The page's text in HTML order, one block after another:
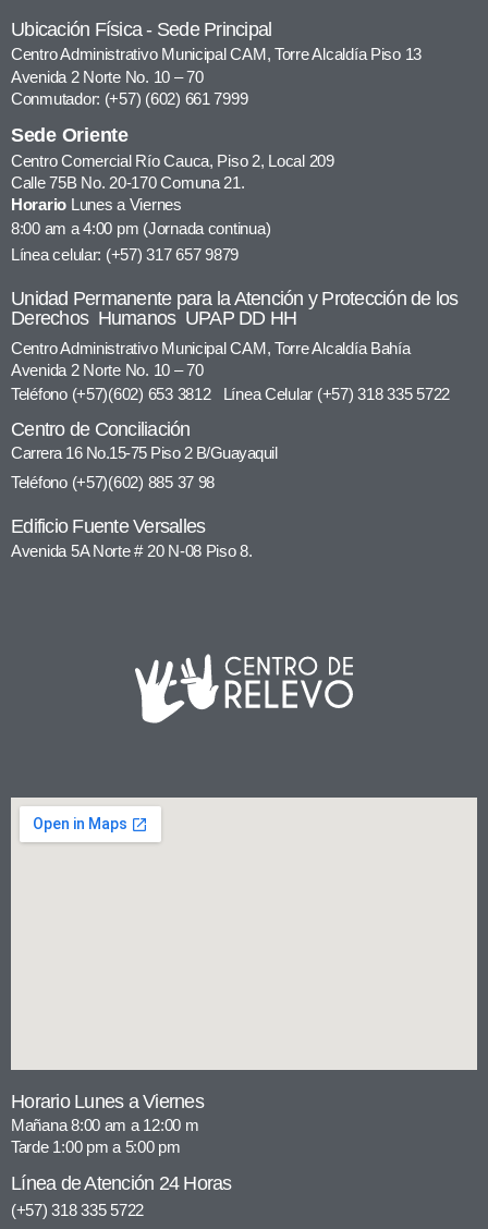
Ubicación Física - Sede Principal
Centro Administrativo Municipal CAM, Torre Alcaldía Piso 13
Avenida 2 Norte No. 10 – 70
Conmutador: (+57) (602) 661 7999
Sede Oriente
Centro Comercial Río Cauca, Piso 2, Local 209
Calle 75B No. 20-170 Comuna 21.
Horario Lunes a Viernes
8:00 am a 4:00 pm (Jornada continua)
Línea celular: (+57) 317 657 9879
Unidad Permanente para la Atención y Protección de los
Derechos Humanos UPAP DD HH
Centro Administrativo Municipal CAM, Torre Alcaldía Bahía
Avenida 2 Norte No. 10 – 70
Teléfono (+57)(602) 653 3812 Línea Celular (+57) 318 335 5722
Centro de Conciliación
Carrera 16 No.15-75 Piso 2 B/Guayaquil
Teléfono (+57)(602) 885 37 98
Edificio Fuente Versalles
Avenida 5A Norte # 20 N-08 Piso 8.
Horario Lunes a Viernes
Mañana 8:00 am a 12:00 m
Tarde 1:00 pm a 5:00 pm
Línea de Atención 24 Horas
(+57) 318 335 5722